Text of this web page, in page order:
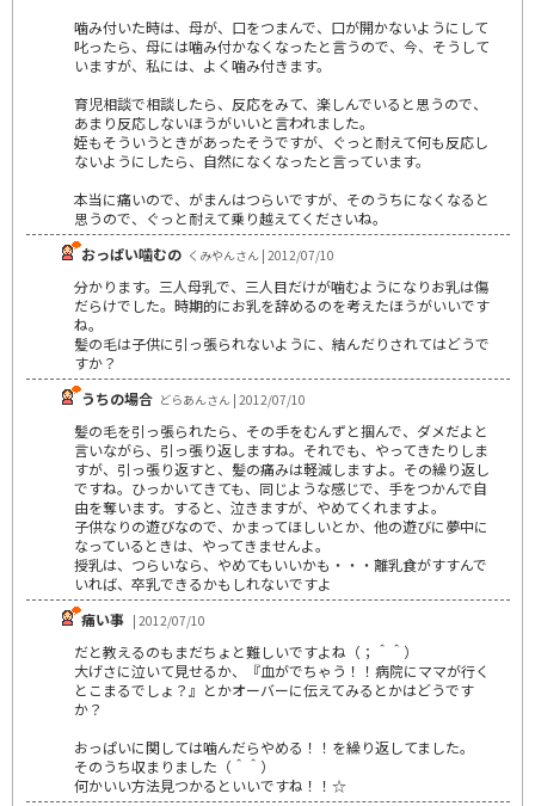
噛み付いた時は、母が、口をつまんで、口が開かないようにして
叱ったら、母には噛み付かなくなったと言うので、今、そうして
いますが、私には、よく噛み付きます。
育児相談で相談したら、反応をみて、楽しんでいると思うので、
あまり反応しないほうがいいと言われました。
姪もそういうときがあったそうですが、ぐっと耐えて何も反応し
ないようにしたら、自然になくなったと言っています。
本当に痛いので、がまんはつらいですが、そのうちになくなると
思うので、ぐっと耐えて乗り越えてくださいね。
おっぱい噛むの くみやんさん | 2012/07/10
分かります。三人母乳で、三人目だけが噛むようになりお乳は傷
だらけでした。時期的にお乳を辞めるのを考えたほうがいいです
ね。
髪の毛は子供に引っ張られないように、結んだりされてはどうで
すか？
うちの場合 どらあんさん | 2012/07/10
髪の毛を引っ張られたら、その手をむんずと掴んで、ダメだよと
言いながら、引っ張り返しますね。それでも、やってきたりしま
すが、引っ張り返すと、髪の痛みは軽減しますよ。その繰り返し
ですね。ひっかいてきても、同じような感じで、手をつかんで自
由を奪います。すると、泣きますが、やめてくれますよ。
子供なりの遊びなので、かまってほしいとか、他の遊びに夢中に
なっているときは、やってきませんよ。
授乳は、つらいなら、やめてもいいかも・・・離乳食がすすんで
いれば、卒乳できるかもしれないですよ
痛い事 | 2012/07/10
だと教えるのもまだちょと難しいですよね（；＾＾）
大げさに泣いて見せるか、『血がでちゃう！！病院にママが行く
とこまるでしょ？』とかオーバーに伝えてみるとかはどうです
か？
おっぱいに関しては噛んだらやめる！！を繰り返してました。
そのうち収まりました（＾＾）
何かいい方法見つかるといいですね！！☆